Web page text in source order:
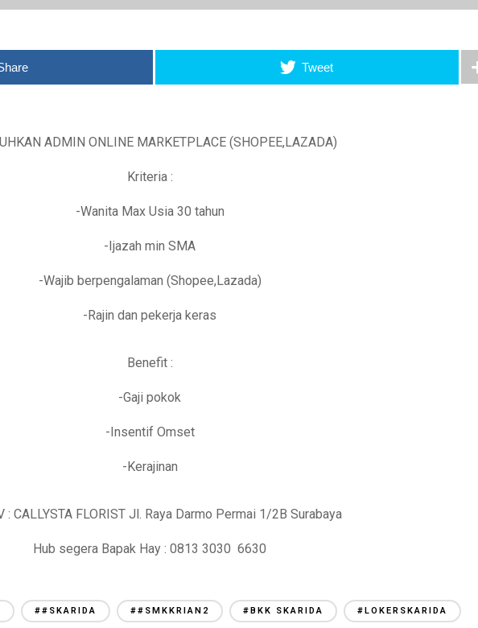
Tweet
ADMIN ONLINE MARKETPLACE (SHOPEE,LAZADA)
Kriteria :
-Wanita Max Usia 30 tahun
-Ijazah min SMA
-Wajib berpengalaman (Shopee,Lazada)
-Rajin dan pekerja keras
Benefit :
-Gaji pokok
-Insentif Omset
-Kerajinan
: CALLYSTA FLORIST Jl. Raya Darmo Permai 1/2B Surabaya
Hub segera Bapak Hay : 0813 3030 6630
##SKARIDA ##SMKKRIAN2 #BKK SKARIDA #LOKERSKARIDA